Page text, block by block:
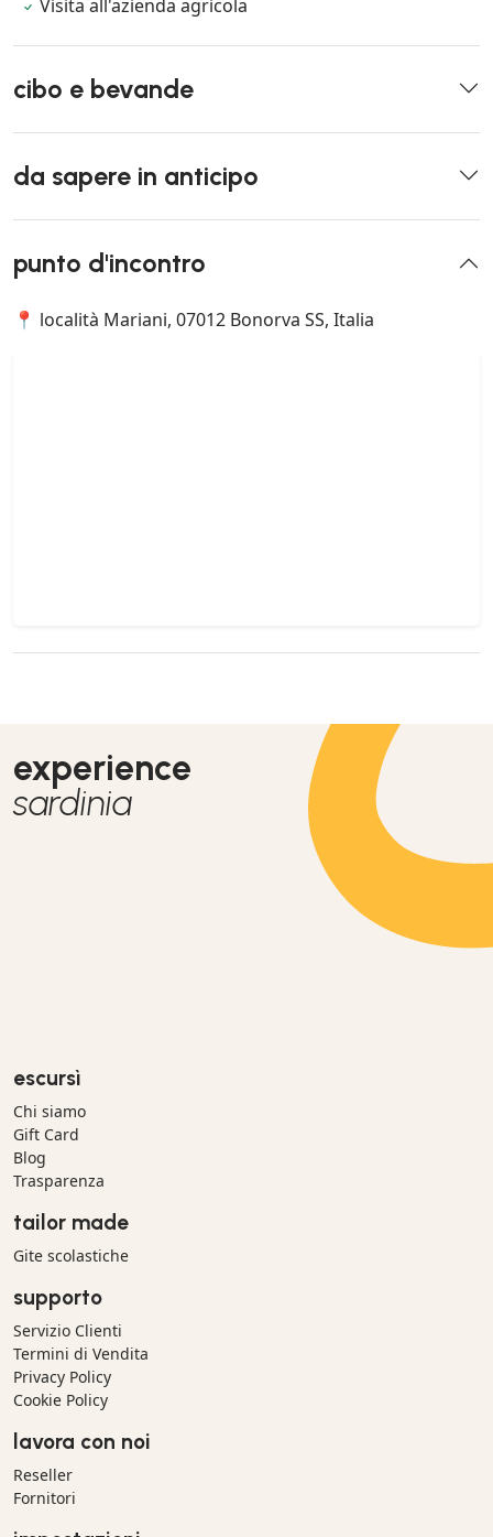
Visita all'azienda agricola
cibo e bevande
da sapere in anticipo
punto d'incontro
📍 località Mariani, 07012 Bonorva SS, Italia
experience
sardinia
escursì
Chi siamo
Gift Card
Blog
Trasparenza
tailor made
Gite scolastiche
supporto
Servizio Clienti
Termini di Vendita
Privacy Policy
Cookie Policy
lavora con noi
Reseller
Fornitori